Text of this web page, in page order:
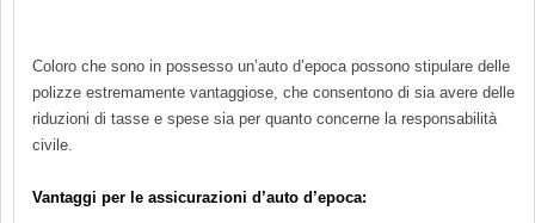
Coloro che sono in possesso un’auto d’epoca possono stipulare delle
polizze estremamente vantaggiose, che consentono di sia avere delle
riduzioni di tasse e spese sia per quanto concerne la responsabilità
civile.
Vantaggi per le assicurazioni d’auto d’epoca: